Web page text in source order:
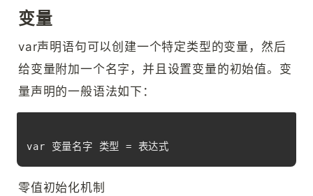
变量
var声明语句可以创建一个特定类型的变量，然后
给变量附加一个名字，并且设置变量的初始值。变
量声明的一般语法如下：
var 变量名字 类型 = 表达式
零值初始化机制